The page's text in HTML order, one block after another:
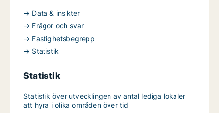
→ Data & insikter
→ Frågor och svar
→ Fastighetsbegrepp
→ Statistik
Statistik
Statistik över utvecklingen av antal lediga lokaler
att hyra i olika områden över tid